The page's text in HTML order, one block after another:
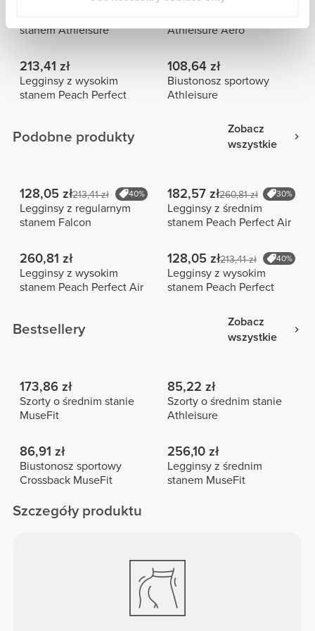
stanem Athleisure
Athleisure Aero
213,41 zł
Legginsy z wysokim
stanem Peach Perfect
108,64 zł
Biustonosz sportowy
Athleisure
Podobne produkty
Zobacz
wszystkie
128,05 zł213,41 zł 40%
Legginsy z regularnym
stanem Falcon
182,57 zł260,81 zł 30%
Legginsy z średnim
stanem Peach Perfect Air
260,81 zł
Legginsy z wysokim
stanem Peach Perfect Air
128,05 zł213,41 zł 40%
Legginsy z wysokim
stanem Peach Perfect
Bestsellery
Zobacz
wszystkie
173,86 zł
Szorty o średnim stanie
MuseFit
85,22 zł
Szorty o średnim stanie
Athleisure
86,91 zł
Biustonosz sportowy
Crossback MuseFit
256,10 zł
Legginsy z średnim
stanem MuseFit
Szczegóły produktu